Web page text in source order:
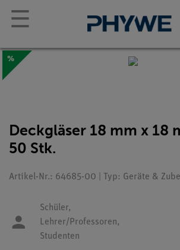
☰
%
Deckgläser 18 mm x 18
50 Stk.
Artikel-Nr.: 64685-00 | Typ: Geräte &
Schüler,
Lehrer/Professoren,
Studenten